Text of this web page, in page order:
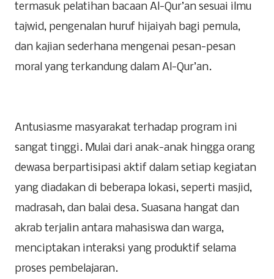
termasuk pelatihan bacaan Al-Qur’an sesuai ilmu
tajwid, pengenalan huruf hijaiyah bagi pemula,
dan kajian sederhana mengenai pesan-pesan
moral yang terkandung dalam Al-Qur’an.
Antusiasme masyarakat terhadap program ini
sangat tinggi. Mulai dari anak-anak hingga orang
dewasa berpartisipasi aktif dalam setiap kegiatan
yang diadakan di beberapa lokasi, seperti masjid,
madrasah, dan balai desa. Suasana hangat dan
akrab terjalin antara mahasiswa dan warga,
menciptakan interaksi yang produktif selama
proses pembelajaran.